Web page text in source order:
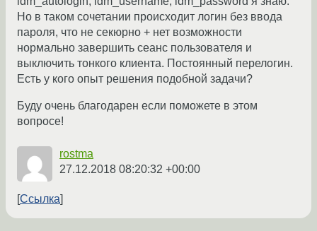
Но в таком сочетании происходит логин без ввода
пароля, что не секюрно + нет возможности
нормально завершить сеанс пользователя и
выключить тонкого клиента. Постоянный перелогин.
Есть у кого опыт решения подобной задачи?
Буду очень благодарен если поможете в этом
вопросе!
rostma
27.12.2018 08:20:32 +00:00
Ссылка